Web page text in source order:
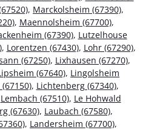
, Marckolsheim (67390),
, Maennolsheim (67700),
(67390), Lutzelhouse
, Lorentzen (67430), Lohr (67290),
(67250), Lixhausen (67270),
(67640), Lingolsheim
, Lichtenberg (67340),
Lembach (67510), Le Hohwald
(67630), Laubach (67580),
, Landersheim (67700),